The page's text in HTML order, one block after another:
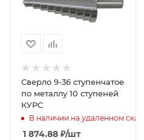
Сверло 9-36 ступенчатое
по металлу 10 ступеней
КУРС
В наличии на удаленном
1 874.88 ₽/шт